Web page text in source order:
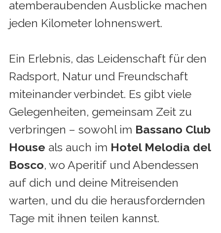
atemberaubenden Ausblicke machen
jeden Kilometer lohnenswert.
Ein Erlebnis, das Leidenschaft für den
Radsport, Natur und Freundschaft
miteinander verbindet. Es gibt viele
Gelegenheiten, gemeinsam Zeit zu
verbringen – sowohl im Bassano Club
House als auch im Hotel Melodia del
Bosco, wo Aperitif und Abendessen
auf dich und deine Mitreisenden
warten, und du die herausfordernden
Tage mit ihnen teilen kannst.